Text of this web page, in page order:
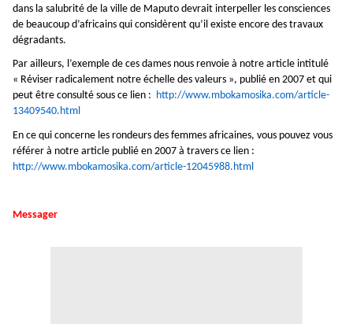
dans la salubrité de la ville de Maputo devrait interpeller les consciences
de beaucoup d’africains qui considèrent qu’il existe encore des travaux
dégradants.
Par ailleurs, l’exemple de ces dames nous renvoie à notre article intitulé
« Réviser radicalement notre échelle des valeurs », publié en 2007 et qui
peut être consulté sous ce lien : http://www.mbokamosika.com/article-
13409540.html
En ce qui concerne les rondeurs des femmes africaines, vous pouvez vous
référer à notre article publié en 2007 à travers ce lien :
http://www.mbokamosika.com/article-12045988.html
Messager